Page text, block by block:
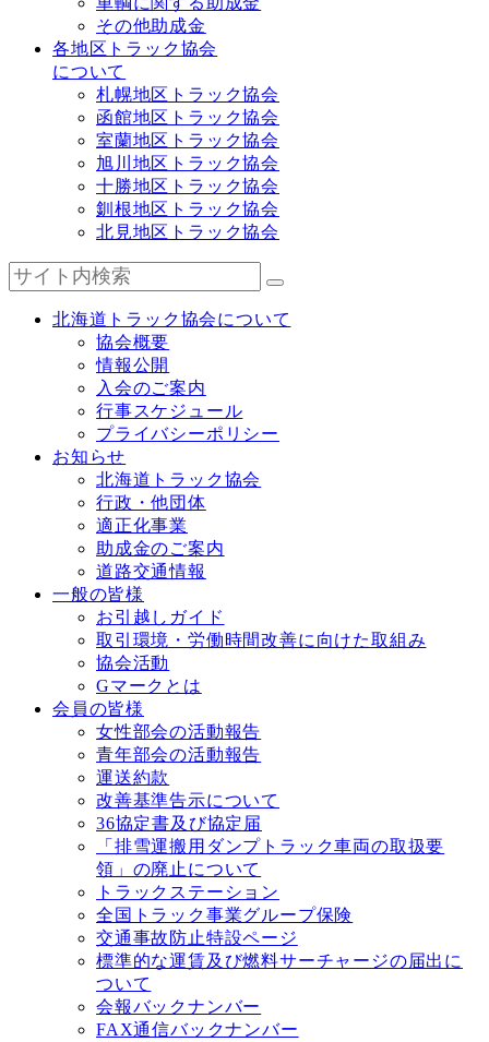
その他助成金
各地区トラック協会
について
札幌地区トラック協会
函館地区トラック協会
室蘭地区トラック協会
旭川地区トラック協会
十勝地区トラック協会
釧根地区トラック協会
北見地区トラック協会
北海道トラック協会について
協会概要
情報公開
入会のご案内
行事スケジュール
プライバシーポリシー
お知らせ
北海道トラック協会
行政・他団体
適正化事業
助成金のご案内
道路交通情報
一般の皆様
お引越しガイド
取引環境・労働時間改善に向けた取組み
協会活動
Gマークとは
会員の皆様
女性部会の活動報告
青年部会の活動報告
運送約款
改善基準告⽰について
36協定書及び協定届
「排雪運搬用ダンプトラック車両の取扱要
領」の廃止について
トラックステーション
全国トラック事業グループ保険
交通事故防⽌特設ページ
標準的な運賃及び燃料サーチャージの届出に
ついて
会報バックナンバー
FAX通信バックナンバー